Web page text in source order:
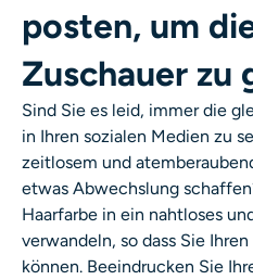
posten, um
Zuschauer zu
Sind Sie es leid, immer die
in Ihren sozialen Medien zu
zeitlosem und
etwas Abwechslung
Haarfarbe in ein nahtloses
verwandeln, so dass Sie
können. Beeindrucken Sie